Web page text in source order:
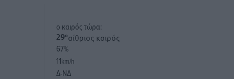
o καιρός τώρα:
29°αίθριος καιρός
67%
11km/h
Δ-ΝΔ